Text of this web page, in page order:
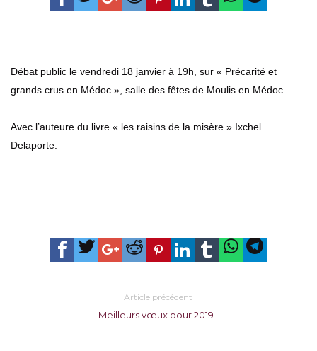
Débat public le vendredi 18 janvier à 19h, sur « Précarité et
grands crus en Médoc », salle des fêtes de Moulis en Médoc.
Avec l’auteure du livre « les raisins de la misère » Ixchel
Delaporte.
Article précédent
Meilleurs vœux pour 2019 !